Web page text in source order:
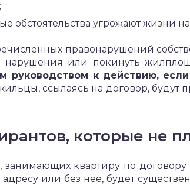
обстоятельства угрожают жизни
правонарушений
нарушения или покинуть
руководством к действию,
ссылаясь на договор, будут
которые не
квартиру по
или без нее, будет